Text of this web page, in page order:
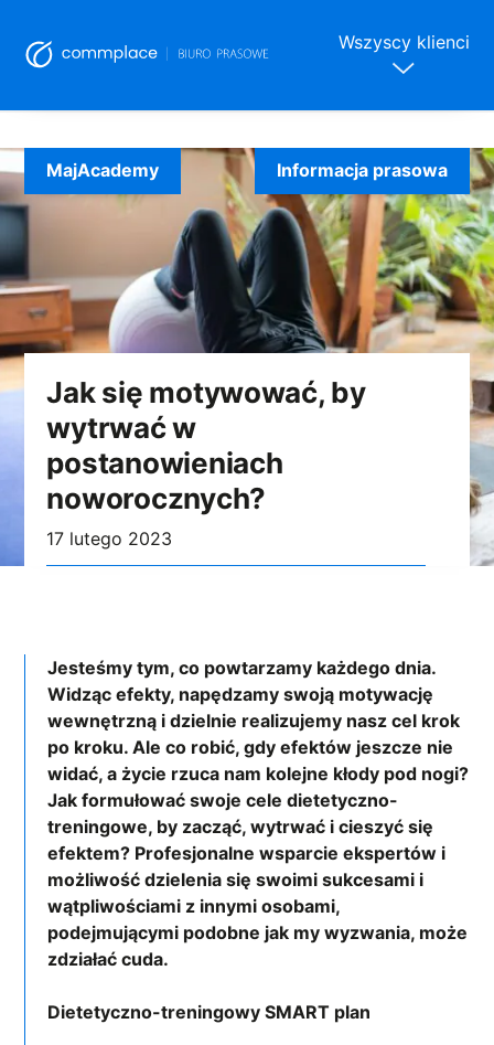
to
content
Wszyscy klienci
Jak się motywować, by
wytrwać w
postanowieniach
noworocznych?
17 lutego 2023
MajAcademy Informacja prasowa
Jesteśmy tym, co powtarzamy każdego dnia.
Widząc efekty, napędzamy swoją motywację
wewnętrzną i dzielnie realizujemy nasz cel krok
po kroku. Ale co robić, gdy efektów jeszcze nie
widać, a życie rzuca nam kolejne kłody pod nogi?
Jak formułować swoje cele dietetyczno-
treningowe, by zacząć, wytrwać i cieszyć się
efektem? Profesjonalne wsparcie ekspertów i
możliwość dzielenia się swoimi sukcesami i
wątpliwościami z innymi osobami,
podejmującymi podobne jak my wyzwania, może
zdziałać cuda.
Dietetyczno-treningowy SMART plan